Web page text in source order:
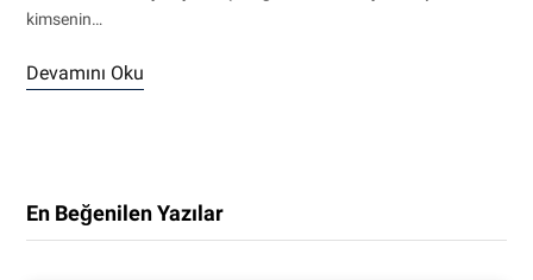
kimsenin…
Devamını Oku
En Beğenilen Yazılar